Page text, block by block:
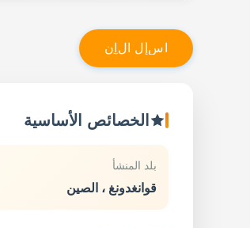
س ل ل ن
الخصائص الأساسية
بلد المنشأ
قوانغدونغ ، الصين